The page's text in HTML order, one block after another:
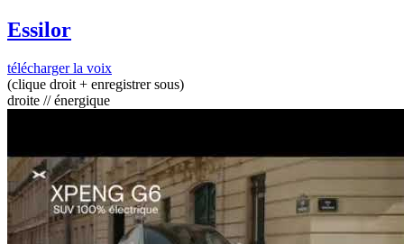
Essilor
télécharger la voix
(clique droit + enregistrer sous)
droite // énergique